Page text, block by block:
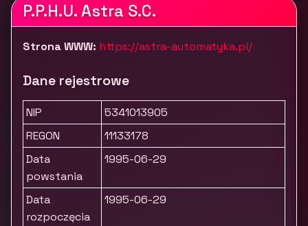
P.P.H.U. Astra S.C.
Strona WWW: https://astra-automatyka.pl/
Dane rejestrowe
NIP
5341013905
REGON
11133178
Data
powstania
1995-06-29
Data
rozpoczęcia
1995-06-29